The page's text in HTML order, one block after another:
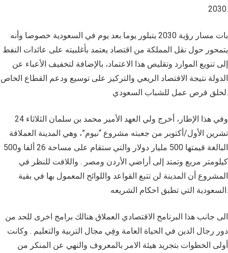
2030.
بات مسار رؤية 2030 يتبلور يوما بعد يوم في السعودية خصوصا وأنه
يتمحور حول نقل المملكة من اقتصاد يعتمد بأغلبيته على عائدات النفط
إلى تنويع الموارد وتقليص هذا الاعتماد، بالإضافة لتخفيف الأعباء عن
الدولة نتيجة الاقتصاد الريعي والتركيز على توسيع ودعم القطاع الخاص
لخلق فرص عمل للشباب السعودي.
وفي هذا الإطار، أخرج ولي العهد الأمير محمد بن سلمان الثلاثاء 24
تشرين الأول/أكتوبر من جعبته مشروع “نيوم”، وهي المدينة العملاقة
البالغة قيمتها 500 مليار دولار والتي ستقام على مساحة 26 ألفا و500
كيلومتر مربع وتمتد إلى أراضي الأردن ومصر . واللافت للنظر في
المشروع أن المدينة لن تتبع القواعد واللوائح المعمول بها في بقية
السعودية التي تطبق احكام الشريعه.
الى جانب هذا البرنامج الاقتصادي العملاق هنالك برامج اخرى للحد من
دور رجال الدين في الحياة العامة وفِي مجال التربية والتعليم . وكانت
أولى الخطوات بتجريد هيئة الامر بالمعروف والنهي عن المنكر من